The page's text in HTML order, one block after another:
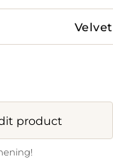
Velvet
product